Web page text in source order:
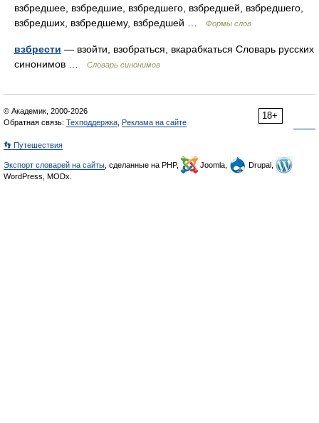
взбредшее, взбредшие, взбредшего, взбредшей, взбредшего,
взбредших, взбредшему, взбредшей …
Формы слов
взбрести — взойти, взобраться, вкарабкаться Словарь русских
синонимов …
Словарь синонимов
18+
© Академик, 2000-2026
Обратная связь: Техподдержка Реклама на сайте
👣 Путешествия
Экспорт словарей на сайты , сделанные на PHP, Joomla,
Drupal,
WordPress, MODx.